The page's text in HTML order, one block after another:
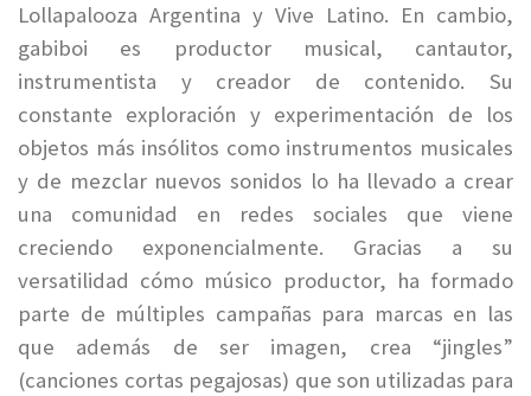
Lollapalooza Argentina y Vive Latino. En cambio,
gabiboi es productor musical, cantautor,
instrumentista y creador de contenido. Su
constante exploración y experimentación de los
objetos más insólitos como instrumentos musicales
y de mezclar nuevos sonidos lo ha llevado a crear
una comunidad en redes sociales que viene
creciendo exponencialmente. Gracias a su
versatilidad cómo músico productor, ha formado
parte de múltiples campañas para marcas en las
que además de ser imagen, crea “jingles”
(canciones cortas pegajosas) que son utilizadas para